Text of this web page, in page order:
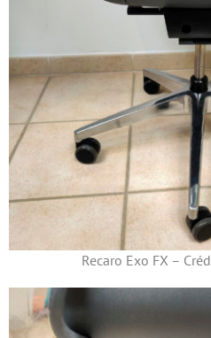
Recaro Exo FX –